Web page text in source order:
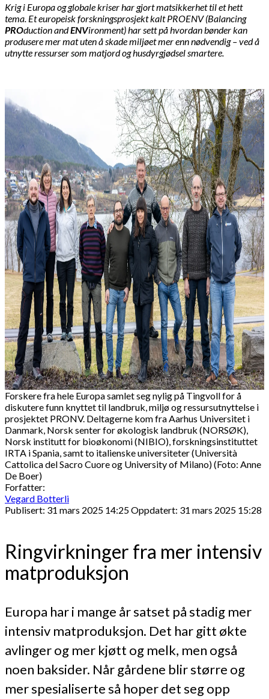
Krig i Europa og globale kriser har gjort matsikkerhet til et hett
tema. Eteuropeisk forskningsprosjekt kalt PROENV (Balancing
PROduction andENVironment) har sett på hvordan bønder kan
produsere mer mat uten å skade miljøet mer enn nødvendig – ved å
utnytte ressurser som matjord og husdyrgjødsel smartere.
Forskere fra hele Europa samlet seg nylig på Tingvoll for å
diskutere funn knyttet til landbruk, miljø og ressursutnyttelse i
prosjektet PRONV. Deltagerne kom fra Aarhus Universitet i
Danmark, Norsk senter for økologisk landbruk (NORSØK),
Norsk institutt for bioøkonomi (NIBIO), forskningsinstituttet
IRTA i Spania, samt to italienske universiteter (Università
Cattolica del Sacro Cuore og University of Milano) (Foto: Anne
De Boer)
Forfatter:
Vegard Botterli
Publisert: 31 mars 2025 14:25Oppdatert: 31 mars 2025 15:28
Ringvirkninger fra mer intensiv
matproduksjon
Europa har i mange år satset på stadig mer
intensiv matproduksjon. Det har gitt økte
avlinger og mer kjøtt og melk, men også
noen baksider. Når gårdene blir større og
mer spesialiserte så hoper det seg opp